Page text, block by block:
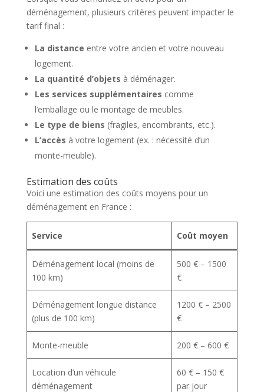
déménagement, plusieurs critères peuvent impacter le
tarif final :
La distance entre votre ancien et votre nouveau
logement.
La quantité d’objets à déménager.
Les services supplémentaires comme
l’emballage ou le montage de meubles.
Le type de biens (fragiles, encombrants, etc.).
L’accès à votre logement (ex. : nécessité d’un
monte-meuble).
Estimation des coûts
Voici une estimation des coûts moyens pour un
déménagement en France :
Service Coût moyen
Déménagement local (moins de
100 km)
500 € – 1500
€
Déménagement longue distance
(plus de 100 km)
1200 € – 2500
€
Monte-meuble 200 € – 600 €
Location d’un véhicule
déménagement
60 € – 150 €
par jour